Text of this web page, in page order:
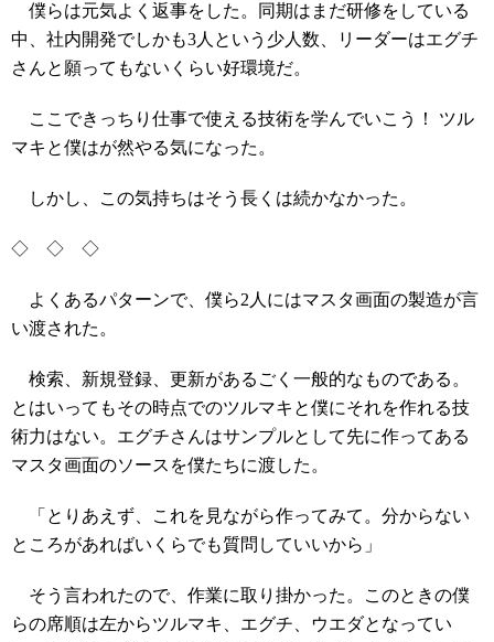
僕らは元気よく返事をした。同期はまだ研修をしている
中、社内開発でしかも3人という少人数、リーダーはエグチ
さんと願ってもないくらい好環境だ。
ここできっちり仕事で使える技術を学んでいこう！ ツル
マキと僕はが然やる気になった。
しかし、この気持ちはそう長くは続かなかった。
◇ ◇ ◇
よくあるパターンで、僕ら2人にはマスタ画面の製造が言
い渡された。
検索、新規登録、更新があるごく一般的なものである。
とはいってもその時点でのツルマキと僕にそれを作れる技
術力はない。エグチさんはサンプルとして先に作ってある
マスタ画面のソースを僕たちに渡した。
「とりあえず、これを見ながら作ってみて。分からない
ところがあればいくらでも質問していいから」
そう言われたので、作業に取り掛かった。このときの僕
らの席順は左からツルマキ、エグチ、ウエダとなってい